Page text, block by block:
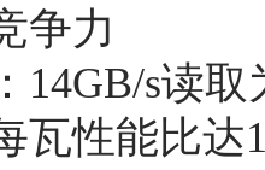
争力
14GB/s读
瓦性能比达